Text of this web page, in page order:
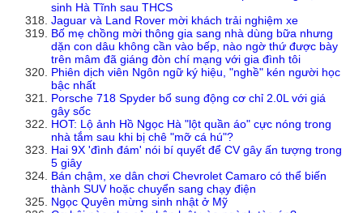
sinh Hà Tĩnh sau THCS
Jaguar và Land Rover mời khách trải nghiệm xe
Bố mẹ chồng mời thông gia sang nhà dùng bữa nhưng
dặn con dâu không cần vào bếp, nào ngờ thứ được bày
trên mâm đã giáng đòn chí mạng với gia đình tôi
Phiên dịch viên Ngôn ngữ ký hiệu, "nghề" kén người học
bậc nhất
Porsche 718 Spyder bổ sung động cơ chỉ 2.0L với giá
gây sốc
HOT: Lộ ảnh Hồ Ngọc Hà "lột quần áo" cực nóng trong
nhà tắm sau khi bị chê "mỡ cá hú"?
Hai 9X 'đình đám' nói bí quyết để CV gây ấn tượng trong
5 giây
Bán chậm, xe dân chơi Chevrolet Camaro có thể biến
thành SUV hoặc chuyển sang chạy điện
Ngọc Quyên mừng sinh nhật ở Mỹ